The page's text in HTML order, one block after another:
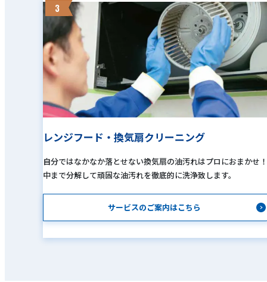
3
レンジフード・換気扇クリーニング
自分ではなかなか落とせない換気扇の油汚れはプロにおまかせ！
中まで分解して頑固な油汚れを徹底的に洗浄致します。
サービスのご案内はこちら